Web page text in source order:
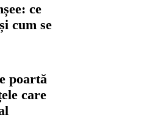
ce
cum se
poartă
care